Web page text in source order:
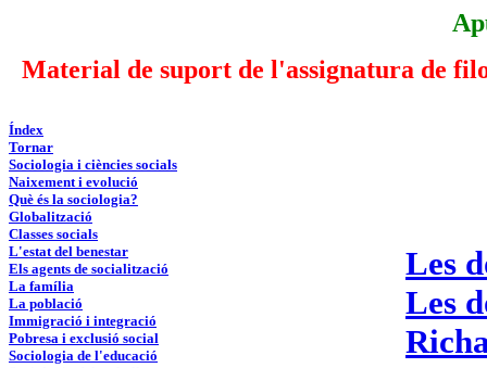
Material de suport de l'assignatura de
Índex
Tornar
Sociologia i ciències socials
Naixement i evolució
Què és la sociologia?
Globalització
Classes socials
L'estat del benestar
Els agents de socialització
La família
La població
Immigració i integració
Pobresa i exclusió social
Sociologia de l'educació
Les
Les